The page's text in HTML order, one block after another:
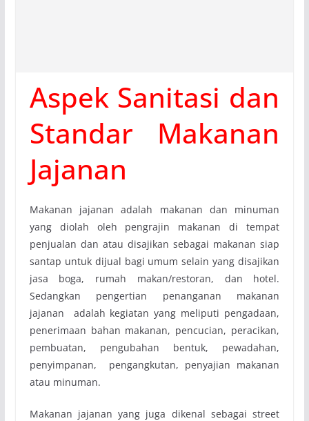
Aspek Sanitasi dan
Standar Makanan
Jajanan
Makanan jajanan adalah makanan dan minuman
yang diolah oleh pengrajin makanan di tempat
penjualan dan atau disajikan sebagai makanan siap
santap untuk dijual bagi umum selain yang disajikan
jasa boga, rumah makan/restoran, dan hotel.
Sedangkan pengertian penanganan makanan
jajanan adalah kegiatan yang meliputi pengadaan,
penerimaan bahan makanan, pencucian, peracikan,
pembuatan, pengubahan bentuk, pewadahan,
penyimpanan, pengangkutan, penyajian makanan
atau minuman.
Makanan jajanan yang juga dikenal sebagai street